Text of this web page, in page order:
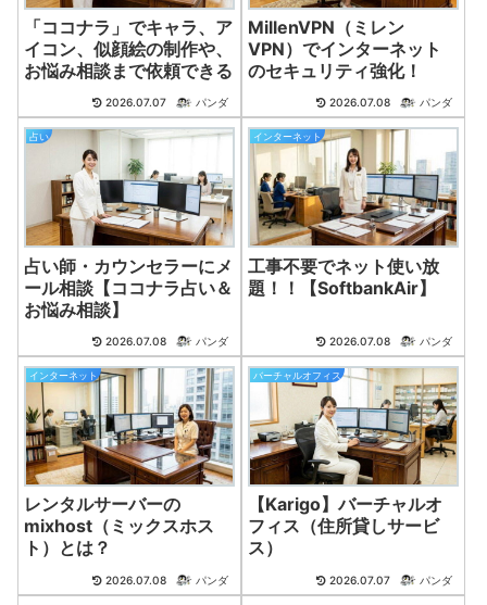
「ココナラ」でキャラ、ア
イコン、似顔絵の制作や、
お悩み相談まで依頼できる
2026.07.07 パンダ
MillenVPN（ミレン
VPN）でインターネット
のセキュリティ強化！
2026.07.08 パンダ
占い
占い師・カウンセラーにメ
ール相談【ココナラ占い＆
お悩み相談】
2026.07.08 パンダ
インターネット
工事不要でネット使い放
題！！【SoftbankAir】
2026.07.08 パンダ
インターネット
レンタルサーバーの
mixhost（ミックスホス
ト）とは？
2026.07.08 パンダ
バーチャルオフィス
【Karigo】バーチャルオ
フィス（住所貸しサービ
ス）
2026.07.07 パンダ